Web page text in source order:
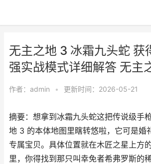
无主之地 3 冰霜九头蛇 获
强实战模式详细解答 无主
作者： admin • 更新时间：2026-05-21
摘要：想拿到冰霜九头蛇这把传说级手
地 3 的本体地图里瞎转悠啦，它可是婚
专属宝贝。具体位置就在木匠之星上方
里，你得找到那只叫幸免者希弗罗斯的